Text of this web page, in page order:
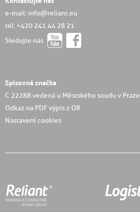
e-mail: info@reliant.eu
tel: +420 241 44 28 21
Sledujte nás
Spisovná značka
C 22288 vedená u Městského soudu v Praze
Odkaz na PDF výpis z OR
Nastavení cookies